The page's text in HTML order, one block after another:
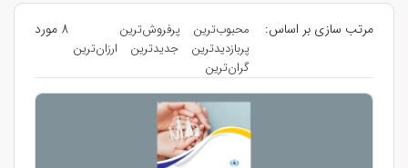
مرتب سازی بر اساس: محبوب‌ترین
پرفروش‌ترین
پربازدیدترین
جدیدترین
ارزان‌ترین
گران‌ترین
8 مورد